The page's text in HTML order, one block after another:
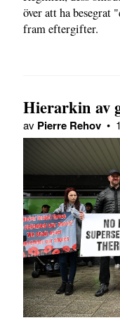
över att ha besegrat
fram eftergifter.
Hierarkin av
av Pierre Rehov •